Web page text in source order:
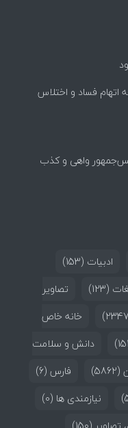
اتهام فساد و اختلاس
واهی و کذب
ادبیات (153)
(123)
تصاویر
خانه خاص
دانش و سلامت
(5862) فارس (6)
نیازمندی ها (0)